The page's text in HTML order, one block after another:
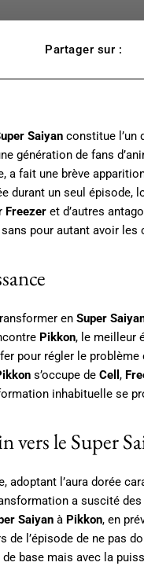
Partager sur :
Saiyan constitue l’un
génération de fans
a fait une brève
durant un seul épisode,
Freezer et d’autres
sans pour autant avoir les
en Super
Pikkon, le meilleur
pour régler le
s’occupe de Cell ,
inhabituelle se
le Super
adoptant l’aura dorée
a suscité
Saiyan à Pikkon, en
l’épisode de ne pas
base mais avec la